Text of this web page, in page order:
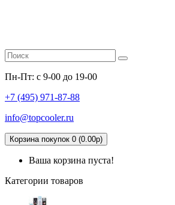
Пн-Пт: с 9-00 до 19-00
+7 (495) 971-87-88
info@topcooler.ru
Корзина покупок 0 (0.00р)
Ваша корзина пуста!
Категории товаров